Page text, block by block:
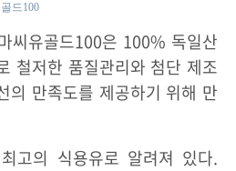
드100
씨유골드100은 100% 독일산
철저한 품질관리와 첨단 제조
의 만족도를 제공하기 위해 만
고의 식용유로 알려져 있다.